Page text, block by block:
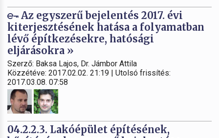
Az egyszerű bejelentés 2017. évi
kiterjesztésének hatása a folyamatban
lévő építkezésekre, hatósági
eljárásokra »
Szerző: Baksa Lajos, Dr. Jámbor Attila
Közzétéve: 2017.02.02. 21:19 | Utolsó frissítés:
2017.03.08. 07:58
04.2.2.3. Lakóépület építésének,